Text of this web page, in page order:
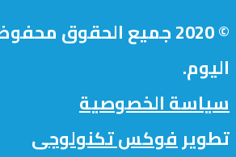
© 2020 جميع الحقوق
اليوم.
سياسة الخصوصية
تطويرفوكس تكنولوجى